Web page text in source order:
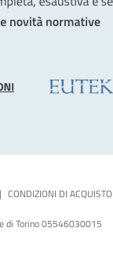
| CONDIZIONI DI ACQUISTO
di Torino 05546030015